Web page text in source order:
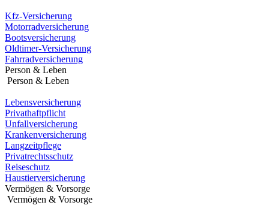
Kfz-Versicherung
Motorradversicherung
Bootsversicherung
Oldtimer-Versicherung
Fahrradversicherung
Person & Leben
Person & Leben
Lebensversicherung
Privathaftpflicht
Unfallversicherung
Krankenversicherung
Langzeitpflege
Privatrechtsschutz
Reiseschutz
Haustierversicherung
Vermögen & Vorsorge
Vermögen & Vorsorge